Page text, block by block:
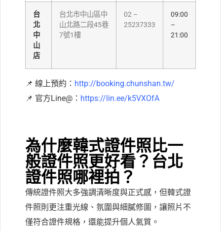
台
北
中
山
店
台北市中山區中
山北路二段45巷
7號1樓
02 –
25237333
09:00
–
21:00
📌 線上預約： http://booking.chunshan.tw/
📌 官方Line@： https://lin.ee/k5VXOfA
為什麼韓式證件照比一
般證件照更好看？台北
證件照哪裡拍？
傳統證件照大多強調清晰度與正式感，但韓式證
件照則更注重光線、氛圍與細膩修圖，讓照片不
僅符合證件規格，還能提升個人氣質。